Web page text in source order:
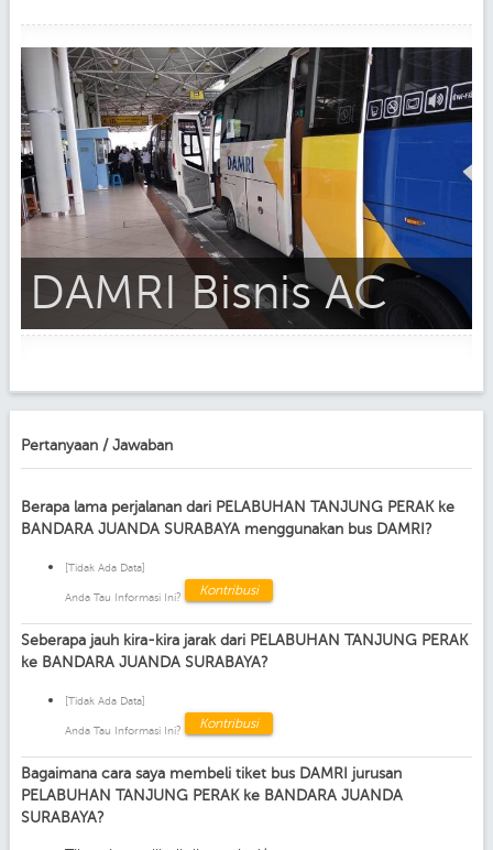
DAMRI Bisnis AC
Pertanyaan / Jawaban
Berapa lama perjalanan dari PELABUHAN TANJUNG PERAK ke
BANDARA JUANDA SURABAYA menggunakan bus DAMRI?
[Tidak Ada Data]
Anda Tau Informasi Ini? Kontribusi
Seberapa jauh kira-kira jarak dari PELABUHAN TANJUNG PERAK
ke BANDARA JUANDA SURABAYA?
[Tidak Ada Data]
Anda Tau Informasi Ini? Kontribusi
Bagaimana cara saya membeli tiket bus DAMRI jurusan
PELABUHAN TANJUNG PERAK ke BANDARA JUANDA
SURABAYA?